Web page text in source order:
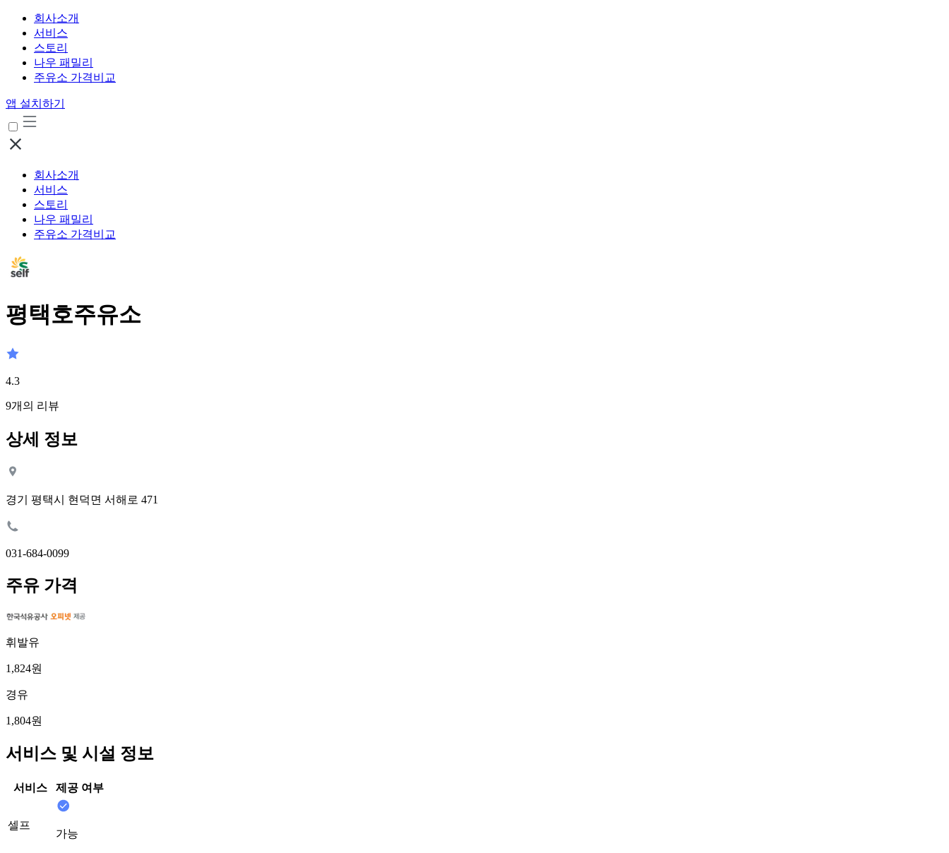
회사소개
서비스
스토리
나우 패밀리
주유소 가격비교
앱 설치하기
회사소개
서비스
스토리
나우 패밀리
주유소 가격비교
평택호주유소
4.3
9개의 리뷰
상세 정보
경기 평택시 현덕면 서해로 471
031-684-0099
주유 가격
휘발유
1,824원
경유
1,804원
서비스 및 시설 정보
서비스 제공 여부
셀프
가능